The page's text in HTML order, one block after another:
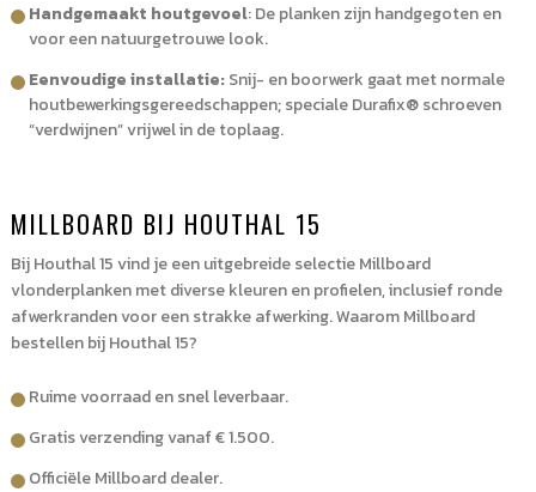
Handgemaakt houtgevoel: De planken zijn handgegoten en
voor een natuurgetrouwe look.
Eenvoudige installatie:Snij- en boorwerk gaat met normale
houtbewerkingsgereedschappen; speciale Durafix® schroeven
“verdwijnen” vrijwel in de toplaag.
MILLBOARD BIJ HOUTHAL 15
Bij Houthal 15 vind je een uitgebreide selectie Millboard
vlonderplanken met diverse kleuren en profielen, inclusief ronde
afwerkranden voor een strakke afwerking. Waarom Millboard
bestellen bij Houthal 15?
Ruime voorraad en snel leverbaar.
Gratis verzending vanaf € 1.500.
Officiële Millboard dealer.